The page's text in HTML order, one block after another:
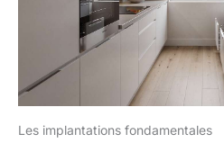
Les implantations fondamentales